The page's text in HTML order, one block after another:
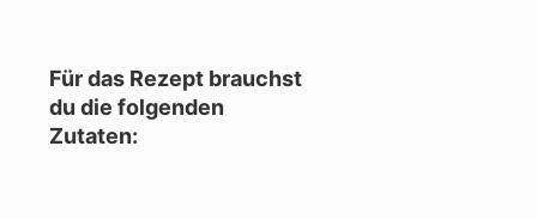
Für das Rezept brauchst
du die folgenden
Zutaten: